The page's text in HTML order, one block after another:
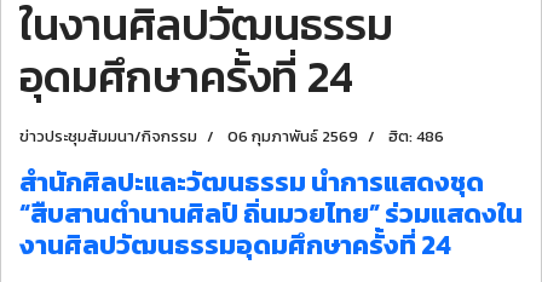
ในงานศิลปวัฒนธรรม
อุดมศึกษาครั้งที่ 24
ข่าวประชุมสัมมนา/กิจกรรม 06 กุมภาพันธ์ 2569 ฮิต: 486
สำนักศิลปะและวัฒนธรรม นำการแสดงชุด
“สืบสานตำนานศิลป์ ถิ่นมวยไทย” ร่วมแสดงใน
งานศิลปวัฒนธรรมอุดมศึกษาครั้งที่ 24